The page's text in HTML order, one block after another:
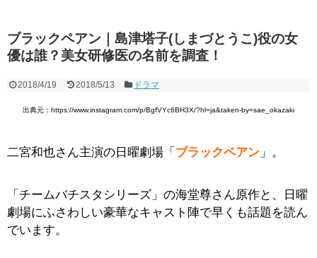
ブラックペアン｜島津塔子(しまづとうこ)役の女
優は誰？美女研修医の名前を調査！
2018/4/19 2018/5/13 ドラマ
出典元：https://www.instagram.com/p/BgfVYc6BH3X/?hl=ja&taken-by=sae_okazaki
二宮和也さん主演の日曜劇場「 ブラックペアン 」。
「チームバチスタシリーズ」の海堂尊さん原作と、日曜
劇場にふさわしい豪華なキャスト陣で早くも話題を読ん
でいます。